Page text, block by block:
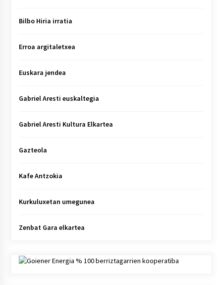
Bilbo Hiria irratia
Erroa argitaletxea
Euskara jendea
Gabriel Aresti euskaltegia
Gabriel Aresti Kultura Elkartea
Gazteola
Kafe Antzokia
Kurkuluxetan umegunea
Zenbat Gara elkartea